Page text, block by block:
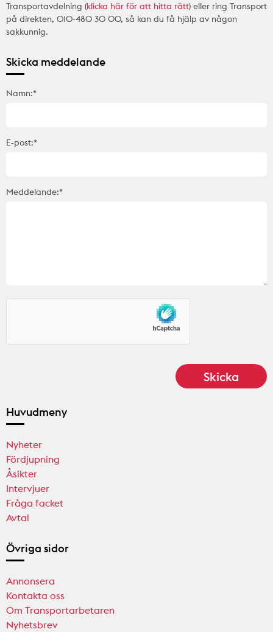
Transportavdelning (klicka här för att hitta rätt) eller ring Transport
på direkten, 010-480 30 00, så kan du få hjälp av någon
sakkunnig.
Skicka meddelande
Namn:*
E-post:*
Meddelande:*
Huvudmeny
Nyheter
Fördjupning
Åsikter
Intervjuer
Fråga facket
Avtal
Övriga sidor
Annonsera
Kontakta oss
Om Transportarbetaren
Nyhetsbrev